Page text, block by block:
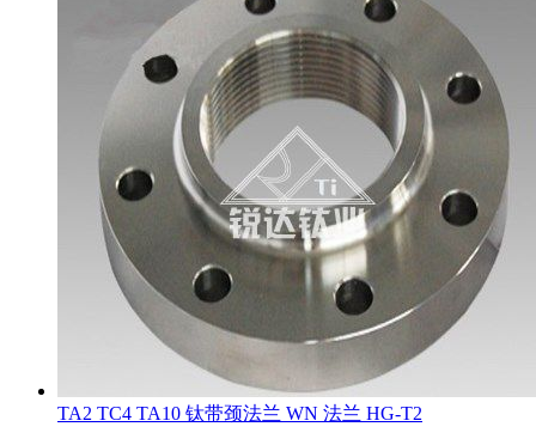
TA2 TC4 TA10 钛带颈法兰 WN 法兰 HG-T2